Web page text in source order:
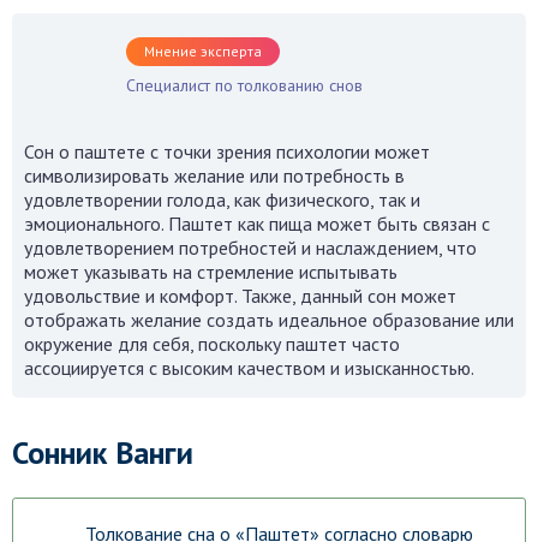
Мнение эксперта
Специалист по толкованию снов
Сон о паштете с точки зрения психологии может
символизировать желание или потребность в
удовлетворении голода, как физического, так и
эмоционального. Паштет как пища может быть связан с
удовлетворением потребностей и наслаждением, что
может указывать на стремление испытывать
удовольствие и комфорт. Также, данный сон может
отображать желание создать идеальное образование или
окружение для себя, поскольку паштет часто
ассоциируется с высоким качеством и изысканностью.
Сонник Ванги
Толкование сна о «Паштет» согласно словарю